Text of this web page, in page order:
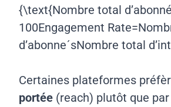
{\text{Nombre total
100Engagement
d’abonneˊsNombre total
Certaines plateformes
portée (reach) plutôt que